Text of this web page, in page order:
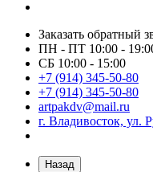
Заказать обратный
ПН - ПТ 10:00 -
СБ 10:00 - 15:00
+7 (914) 345-50-80
+7 (914) 345-50-80
artpakdv@mail.ru
г. Владивосток, ул.
Назад